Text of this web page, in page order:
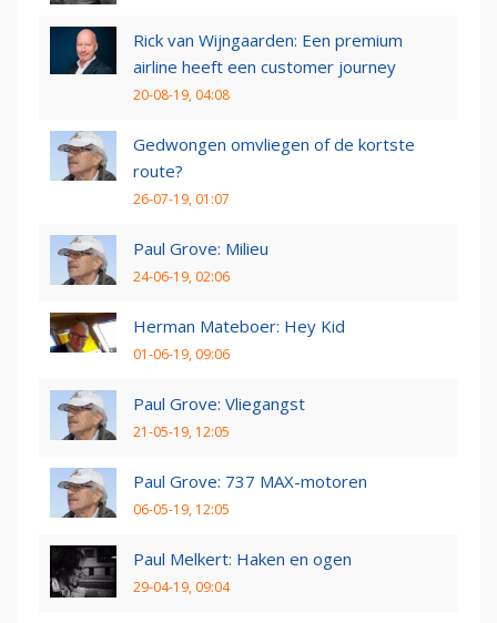
Rick van Wijngaarden: Een premium
airline heeft een customer journey
20-08-19, 04:08
Gedwongen omvliegen of de kortste
route?
26-07-19, 01:07
Paul Grove: Milieu
24-06-19, 02:06
Herman Mateboer: Hey Kid
01-06-19, 09:06
Paul Grove: Vliegangst
21-05-19, 12:05
Paul Grove: 737 MAX-motoren
06-05-19, 12:05
Paul Melkert: Haken en ogen
29-04-19, 09:04